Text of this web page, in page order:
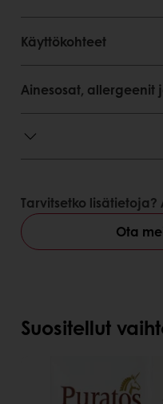
Käyttökohteet
Ainesosat, allergeenit
Tarvitsetko
Ota
Suositellut